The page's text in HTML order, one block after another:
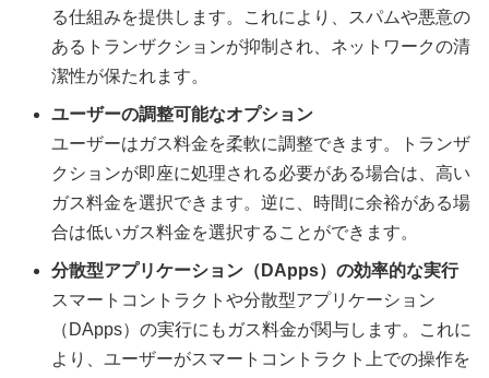
る仕組みを提供します。これにより、スパムや悪意の
あるトランザクションが抑制され、ネットワークの清
潔性が保たれます。
ユーザーの調整可能なオプション
ユーザーはガス料金を柔軟に調整できます。トランザ
クションが即座に処理される必要がある場合は、高い
ガス料金を選択できます。逆に、時間に余裕がある場
合は低いガス料金を選択することができます。
分散型アプリケーション（DApps）の効率的な実行
スマートコントラクトや分散型アプリケーション
（DApps）の実行にもガス料金が関与します。これに
より、ユーザーがスマートコントラクト上での操作を